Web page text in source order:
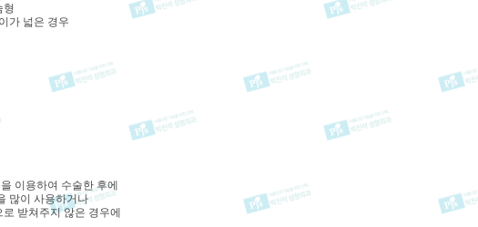
형
가 넓은 경우
이용하여 수술한 후에
많이​ 사용하거나
받쳐주지 않은 경우에